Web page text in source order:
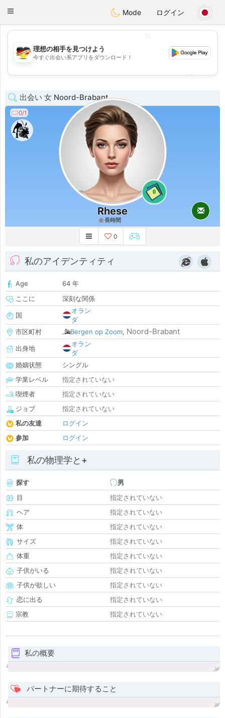
Deutsch Dating
Toggle
Mode ログイン
💖
💕
理想の相手を見つけよう
今すぐ出会い系アプリをダウンロード！
出会い 女 Noord-Brabant
0/1
0
Rhese
長時間
0
私のアイデンティティ
Age
64 年
ここに
深刻な関係
国
オラン
ダ
市区町村
Bergen op Zoom, Noord-Brabant
出身地
オラン
ダ
婚姻状態
シングル
学業レベル
指定されていない
喫煙者
指定されていない
ジョブ
指定されていない
私の友達
ログイン
参加
ログイン
私の物理学と+
探す
男
目
指定されていない
ヘア
指定されていない
体
指定されていない
サイズ
指定されていない
体重
指定されていない
子供がいる
指定されていない
子供が欲しい
指定されていない
恋に出る
指定されていない
宗教
指定されていない
私の概要
パートナーに期待すること